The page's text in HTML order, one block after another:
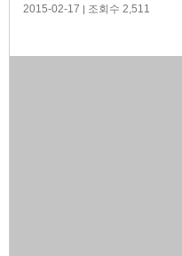
2015-02-17 | 조회수 2,511